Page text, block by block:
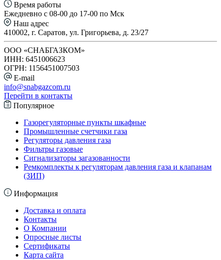
Время работы
Ежедневно с 08-00 до 17-00 по Мск
Наш адрес
410002, г. Саратов, ул. Григорьева, д. 23/27
ООО «СНАБГАЗКОМ»
ИНН: 6451006623
ОГРН: 1156451007503
E-mail
info@snabgazcom.ru
Перейти в контакты
Популярное
Газорегуляторные пункты шкафные
Промышленные счетчики газа
Регуляторы давления газа
Фильтры газовые
Сигнализаторы загазованности
Ремкомплекты к регуляторам давления газа и клапанам
(ЗИП)
Информация
Доставка и оплата
Контакты
О Компании
Опросные листы
Сертификаты
Карта сайта